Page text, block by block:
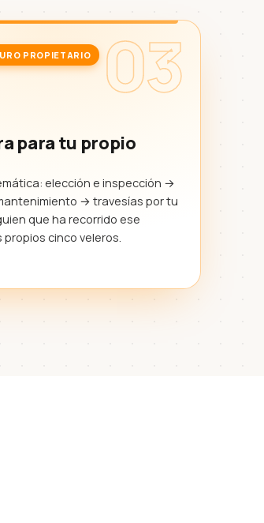
03
PROPIETARIO
para tu propio
elección e inspección →
→ travesías por tu
que ha recorrido ese
propios cinco veleros.